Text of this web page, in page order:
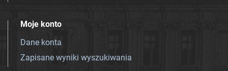
Moje konto
Dane konta
Zapisane wyniki wyszukiwania